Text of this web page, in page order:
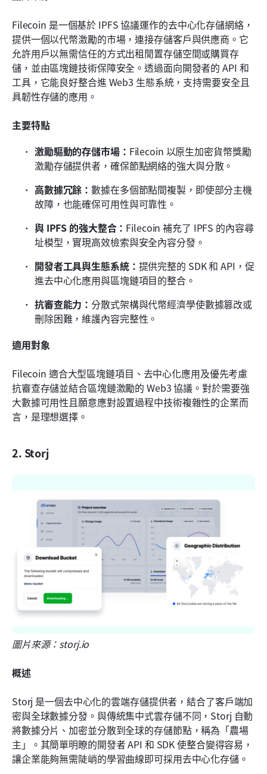
Filecoin 是一個基於 IPFS 協議運作的去中心化存儲網絡，
提供一個以代幣激勵的市場，連接存儲客戶與供應商。它
允許用戶以無需信任的方式出租閒置存儲空間或購買存
儲，並由區塊鏈技術保障安全。透過面向開發者的 API 和
工具，它能良好整合進 Web3 生態系統，支持需要安全且
具韌性存儲的應用。
主要特點
激勵驅動的存儲市場： Filecoin 以原生加密貨幣獎勵
激勵存儲提供者，確保節點網絡的強大與分散。
高數據冗餘：數據在多個節點間複製，即使部分主機
故障，也能確保可用性與可靠性。
與 IPFS 的強大整合： Filecoin 補充了 IPFS 的內容尋
址模型，實現高效檢索與安全內容分發。
開發者工具與生態系統： 提供完整的 SDK 和 API，促
進去中心化應用與區塊鏈項目的整合。
抗審查能力：分散式架構與代幣經濟學使數據篡改或
刪除困難，維護內容完整性。
適用對象
Filecoin 適合大型區塊鏈項目、去中心化應用及優先考慮
抗審查存儲並結合區塊鏈激勵的 Web3 協議。對於需要強
大數據可用性且願意應對設置過程中技術複雜性的企業而
言，是理想選擇。
2. Storj
圖片來源：storj.io
概述
Storj 是一個去中心化的雲端存儲提供者，結合了客戶端加
密與全球數據分發。與傳統集中式雲存儲不同，Storj 自動
將數據分片、加密並分散到全球的存儲節點，稱為「農場
主」。其簡單明瞭的開發者 API 和 SDK 使整合變得容易，
讓企業能夠無需陡峭的學習曲線即可採用去中心化存儲。